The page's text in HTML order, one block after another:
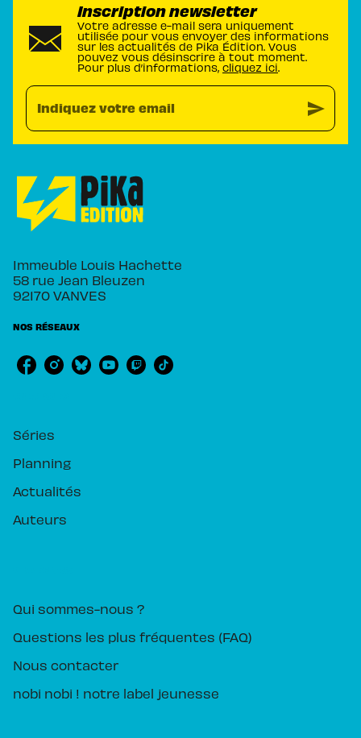
Inscription newsletter
Votre adresse e-mail sera uniquement
utilisée pour vous envoyer des informations
sur les actualités de Pika Édition. Vous
pouvez vous désinscrire à tout moment.
Pour plus d’informations, cliquez ici.
Indiquez votre email send
Immeuble Louis Hachette
58 rue Jean Bleuzen
92170 VANVES
NOS RÉSEAUX
Séries
Planning
Actualités
Auteurs
Qui sommes-nous ?
Questions les plus fréquentes (FAQ)
Nous contacter
nobi nobi ! notre label jeunesse